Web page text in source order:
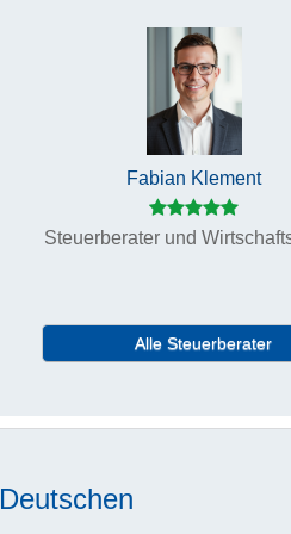
Fabian Klement
Steuerberater und
Alle Steuerberater
Deutschen